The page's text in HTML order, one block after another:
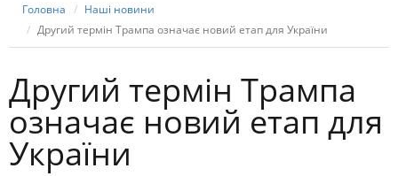
Головна
Наші новини
Другий термін Трампа означає новий етап для України
Другий термін Трампа
означає новий етап для
України